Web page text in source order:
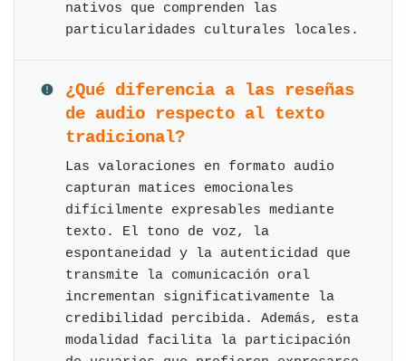
nativos que comprenden las
particularidades culturales locales.
¿Qué diferencia a las reseñas
de audio respecto al texto
tradicional?
Las valoraciones en formato audio
capturan matices emocionales
difícilmente expresables mediante
texto. El tono de voz, la
espontaneidad y la autenticidad que
transmite la comunicación oral
incrementan significativamente la
credibilidad percibida. Además, esta
modalidad facilita la participación